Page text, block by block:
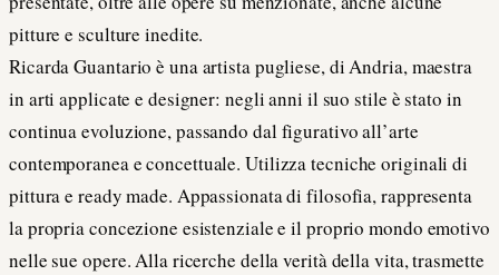
pitture e sculture inedite.
Ricarda Guantario è una artista pugliese, di Andria, maestra
in arti applicate e designer: negli anni il suo stile è stato in
continua evoluzione, passando dal figurativo all’arte
contemporanea e concettuale. Utilizza tecniche originali di
pittura e ready made. Appassionata di filosofia, rappresenta
la propria concezione esistenziale e il proprio mondo emotivo
nelle sue opere. Alla ricerche della verità della vita, trasmette